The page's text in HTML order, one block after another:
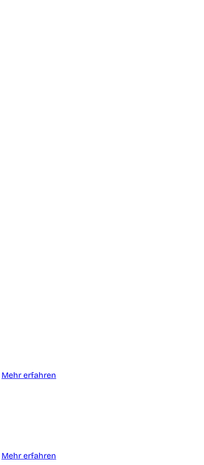
Mehr erfahren
Mehr erfahren